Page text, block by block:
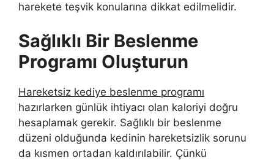
harekete teşvik konularına dikkat edilmelidir.
Sağlıklı Bir Beslenme
Programı Oluşturun
Hareketsiz kediye beslenme programı
hazırlarken günlük ihtiyacı olan kaloriyi doğru
hesaplamak gerekir. Sağlıklı bir beslenme
düzeni olduğunda kedinin hareketsizlik sorunu
da kısmen ortadan kaldırılabilir. Çünkü